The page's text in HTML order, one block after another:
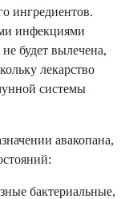
ингредиентов.
инфекциями
будет вылечена,
лекарство
системы
авакопана,
бактериальные,